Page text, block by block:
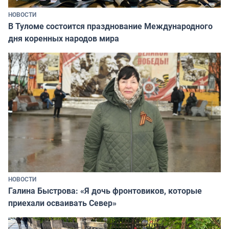
НОВОСТИ
В Туломе состоится празднование Международного
дня коренных народов мира
НОВОСТИ
Галина Быстрова: «Я дочь фронтовиков, которые
приехали осваивать Север»